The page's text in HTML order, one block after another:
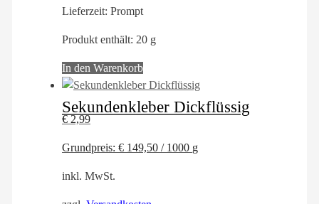
Lieferzeit: Prompt
Produkt enthält: 20 g
In den Warenkorb
Sekundenkleber Dickflüssig
€2,99
Grundpreis: € 149,50 / 1000 g
inkl. MwSt.